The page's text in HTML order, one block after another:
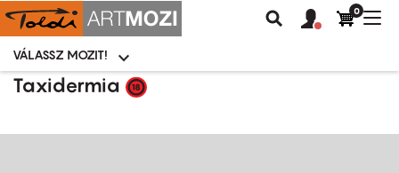
Ugrás
Moziválasztó
menü
VÁLASSZ MOZIT!
Keresés
Felhasználói
fiók
0
Taxidermia